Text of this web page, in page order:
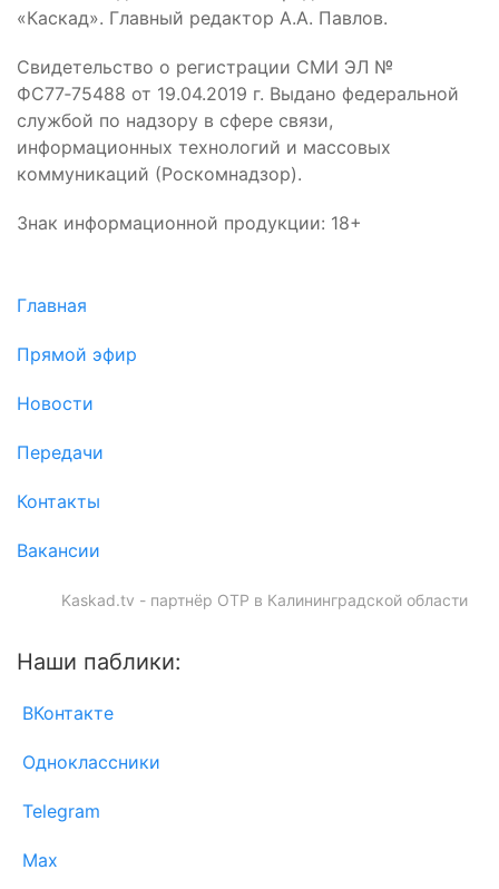
«Каскад». Главный редактор А.А. Павлов.
Свидетельство о регистрации СМИ ЭЛ №
ФС77‑75488 от 19.04.2019 г. Выдано федеральной
службой по надзору в сфере связи,
информационных технологий и массовых
коммуникаций (Роскомнадзор).
Знак информационной продукции: 18+
Главная
Прямой эфир
Новости
Передачи
Контакты
Вакансии
Kaskad.tv - партнёр ОТР в Калининградской области
Наши паблики:
ВКонтакте
Одноклассники
Telegram
Max